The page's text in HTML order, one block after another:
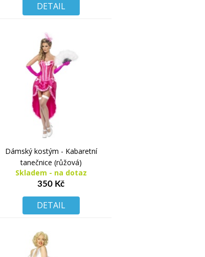
DETAIL
Dámský kostým - Kabaretní
tanečnice (růžová)
Skladem - na dotaz
350 Kč
DETAIL